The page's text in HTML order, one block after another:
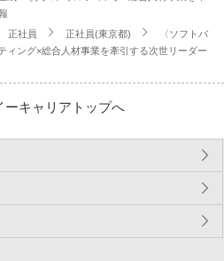
正社員 正社員(東京都)
〈ソフトバ
ィング×総合人材事業を牽引する次世リーダー
ーキャリアトップへ